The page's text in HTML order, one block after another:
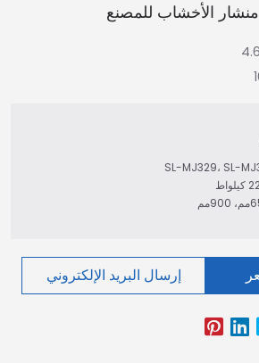
الأخشاب للمصنع
إرسال البريد الإلكتروني